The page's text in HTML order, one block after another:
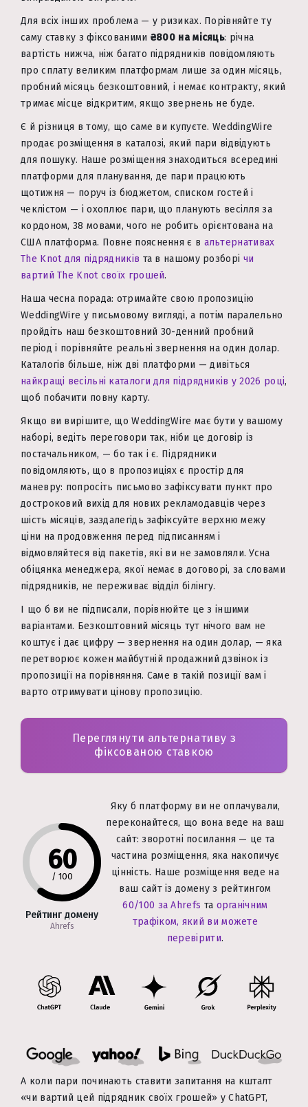
Для всіх інших проблема — у ризиках. Порівняйте ту
саму ставку з фіксованими ₴800 на місяць: річна
вартість нижча, ніж багато підрядників повідомляють
про сплату великим платформам лише за один місяць,
пробний місяць безкоштовний, і немає контракту, який
тримає місце відкритим, якщо звернень не буде.
Є й різниця в тому, що саме ви купуєте. WeddingWire
продає розміщення в каталозі, який пари відвідують
для пошуку. Наше розміщення знаходиться всередині
платформи для планування, де пари працюють
щотижня — поруч із бюджетом, списком гостей і
чеклістом — і охоплює пари, що планують весілля за
кордоном, 38 мовами, чого не робить орієнтована на
США платформа. Повне пояснення є в альтернативах
The Knot для підрядників та в нашому розборі чи
вартий The Knot своїх грошей.
Наша чесна порада: отримайте свою пропозицію
WeddingWire у письмовому вигляді, а потім паралельно
пройдіть наш безкоштовний 30-денний пробний
період і порівняйте реальні звернення на один долар.
Каталогів більше, ніж дві платформи — дивіться
найкращі весільні каталоги для підрядників у 2026 році,
щоб побачити повну карту.
Якщо ви вирішите, що WeddingWire має бути у вашому
наборі, ведіть переговори так, ніби це договір із
постачальником, — бо так і є. Підрядники
повідомляють, що в пропозиціях є простір для
маневру: попросіть письмово зафіксувати пункт про
достроковий вихід для нових рекламодавців через
шість місяців, заздалегідь зафіксуйте верхню межу
ціни на продовження перед підписанням і
відмовляйтеся від пакетів, які ви не замовляли. Усна
обіцянка менеджера, якої немає в договорі, за словами
підрядників, не переживає відділ білінгу.
І що б ви не підписали, порівнюйте це з іншими
варіантами. Безкоштовний місяць тут нічого вам не
коштує і дає цифру — звернення на один долар, — яка
перетворює кожен майбутній продажний дзвінок із
пропозиції на порівняння. Саме в такій позиції вам і
варто отримувати цінову пропозицію.
Переглянути альтернативу з
фіксованою ставкою
60
/ 100
Рейтинг домену
Ahrefs
Яку б платформу ви не оплачували,
переконайтеся, що вона веде на ваш
сайт: зворотні посилання — це та
частина розміщення, яка накопичує
цінність. Наше розміщення веде на
ваш сайт із домену з рейтингом
60/100 за Ahrefs та органічним
трафіком, який ви можете
перевірити.
А коли пари починають ставити запитання на кшталт
«чи вартий цей підрядник своїх грошей» у ChatGPT,